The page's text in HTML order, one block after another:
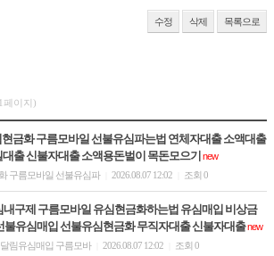
수정 삭제 목록으로
페이지)
금화 구름모바일 선불유심파는법 연체자대출 소액대출
출 신불자대출 소액용돈벌이 목돈모으기new
구름모바일 선불유심파
2026.08.07 12:02 조회 0
내구제 구름모바일 유심현금화하는법 유심매입 비상금
불유심매입 선불유심현금화 무직자대출 신불자대출new
림유심매입 구름모바
2026.08.07 12:02 조회 0